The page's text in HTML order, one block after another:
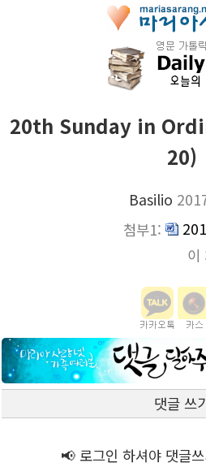
20th Sunday in
20)
Basilio
첨부1:
이
댓글 쓰
📢 로그인 하셔야 댓글